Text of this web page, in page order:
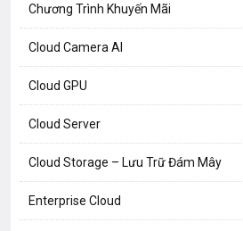
Chương Trình Khuyến Mãi
Cloud Camera AI
Cloud GPU
Cloud Server
Cloud Storage – Lưu Trữ Đám Mây
Enterprise Cloud